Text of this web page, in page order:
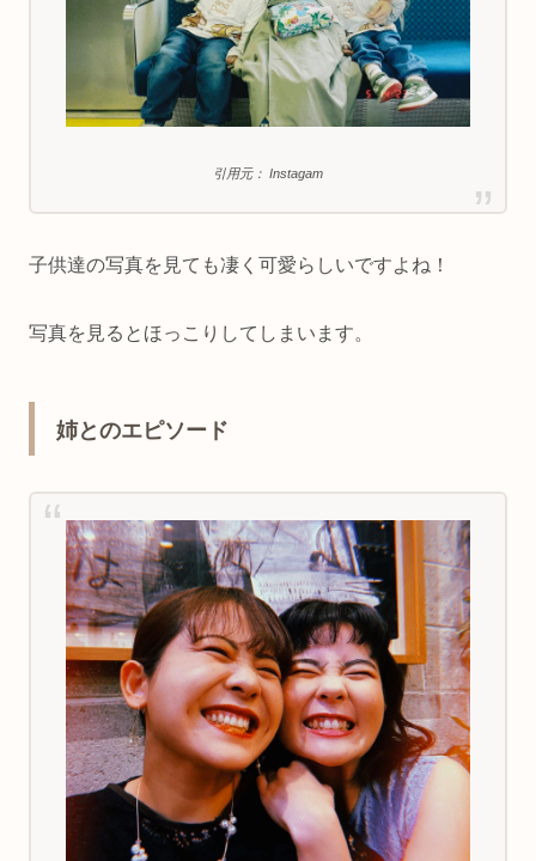
引用元： Instagam
子供達の写真を見ても凄く可愛らしいですよね！
写真を見るとほっこりしてしまいます。
姉とのエピソード